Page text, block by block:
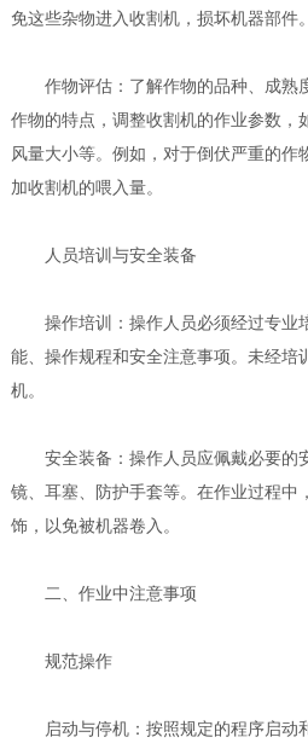
免这些杂物进入收割机，损坏机器部件。
作物评估：了解作物的品种、成熟
作物的特点，调整收割机的作业参数，
风量大小等。例如，对于倒伏严重的作
加收割机的喂入量。
人员培训与安全装备
操作培训：操作人员必须经过专业
能、操作规程和安全注意事项。未经培
机。
安全装备：操作人员应佩戴必要的
镜、耳塞、防护手套等。在作业过程中
饰，以免被机器卷入。
二、作业中注意事项
规范操作
启动与停机：按照规定的程序启动